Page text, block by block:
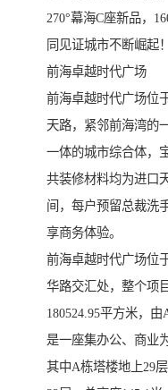
270°幕海C座新品，
同见证城市不断崛起！
前海卓越时代广场
前海卓越时代广场位
天路，紧邻前海湾的
一体的城市综合体，
共装修材料均为进口
间，每户预留总裁洗
享商务体验。
前海卓越时代广场位
华路交汇处，整个项
180524.95平方米，
是一座集办公、商业
其中A栋塔楼地上29